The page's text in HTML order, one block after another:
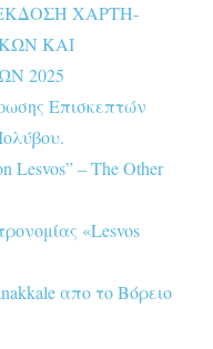
ΕΚΔΟΣΗ ΧΑΡΤΗ-
ΚΑΙ
2025
Επισκεπτών
Lesvos” – The Other
«Lesvos
απο το Βόρειο